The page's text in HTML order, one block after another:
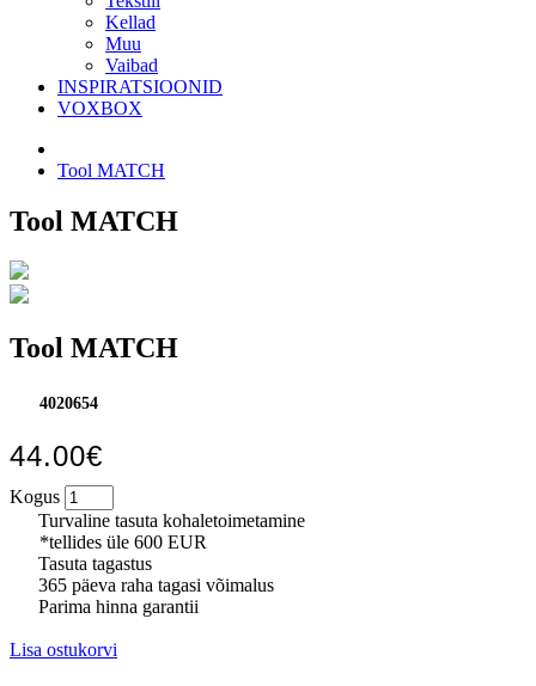
Kellad
Muu
Vaibad
INSPIRATSIOONID
VOXBOX
Tool MATCH
Tool MATCH
Tool MATCH
4020654
44.00€
Kogus
Turvaline tasuta kohaletoimetamine
*tellides üle 600 EUR
Tasuta tagastus
365 päeva raha tagasi võimalus
Parima hinna garantii
Lisa ostukorvi